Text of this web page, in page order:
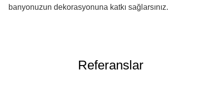
banyonuzun dekorasyonuna katkı sağlarsınız.
Referanslar